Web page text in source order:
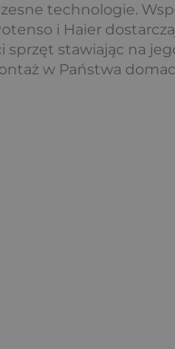
technologie.
i Haier
sprzęt stawiając na
w Państwa